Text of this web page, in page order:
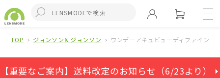
TOP ジョンソン＆ジョンソン ワンデーアキュビューディファインモ
【重要なご案内】送料改定のお知らせ（6/23より） ⏵